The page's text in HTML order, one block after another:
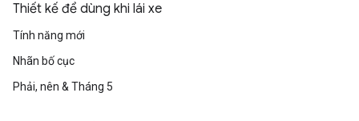
Thiết kế để dùng khi lái xe
Tính năng mới
Nhãn bố cục
Phải, nên & Tháng 5